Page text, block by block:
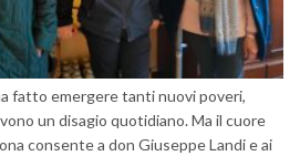
fatto emergere tanti nuovi poveri,
un disagio quotidiano. Ma il cuore
consente a don Giuseppe Landi e ai